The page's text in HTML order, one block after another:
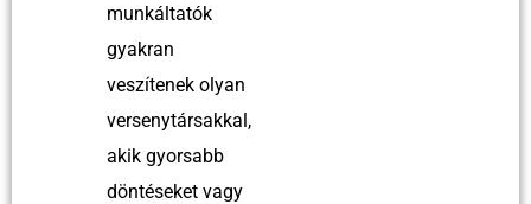
munkáltatók
gyakran
veszítenek olyan
versenytársakkal,
akik gyorsabb
döntéseket vagy